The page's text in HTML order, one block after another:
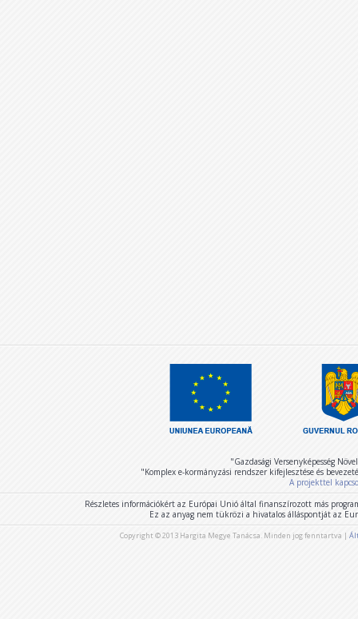
"Gazdasági Versenyképesség
"Komplex e-kormányzási rendszer kifejlesztése és
A projekttel
Részletes információkért az Európai Unió által finanszírozott más
Ez az anyag nem tükrözi a hivatalos álláspontját az
Copyright © 2013 Hargita Megye Tanácsa. Minden jog fenntartva |